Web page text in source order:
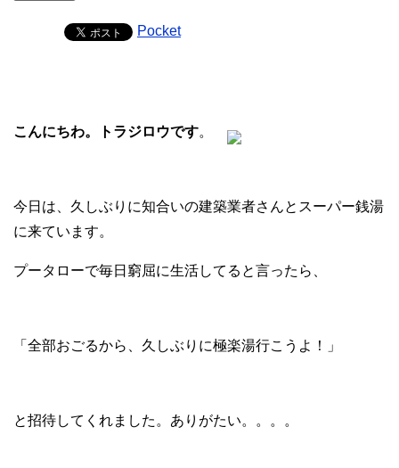
Pocket
こんにちわ。トラジロウです。
今日は、久しぶりに知合いの建築業者さんとスーパー銭湯
に来ています。
プータローで毎日窮屈に生活してると言ったら、
「全部おごるから、久しぶりに極楽湯行こうよ！」
と招待してくれました。ありがたい。。。。